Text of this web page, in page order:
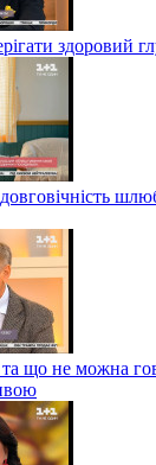
здоровий
що не можна